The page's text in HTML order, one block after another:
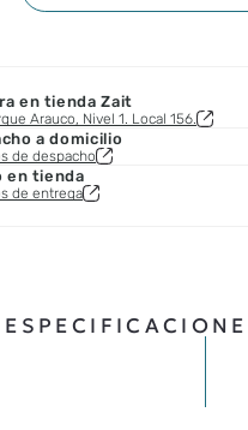
en tienda Zait
Arauco, Nivel 1. Local 156.
a domicilio
de despacho
en tienda
de entrega